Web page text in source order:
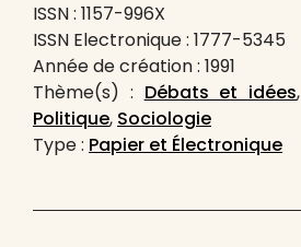
ISSN : 1157-996X
ISSN Electronique : 1777-5345
Année de création : 1991
Thème(s) : Débats et idées,
Politique, Sociologie
Type : Papier et Électronique